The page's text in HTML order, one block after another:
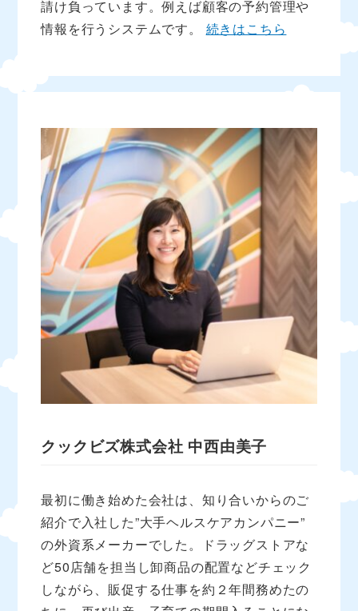
請け負っています。例えば顧客の予約管理や
情報を行うシステムです。 続きはこちら
クックビズ株式会社 中西由美子
最初に働き始めた会社は、知り合いからのご
紹介で入社した”大手ヘルスケアカンパニー”
の外資系メーカーでした。ドラッグストアな
ど50店舗を担当し卸商品の配置などチェック
しながら、販促する仕事を約２年間務めたの